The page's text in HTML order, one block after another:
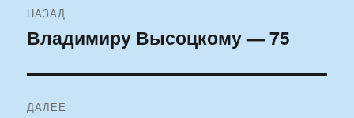
по
НАЗАД
Предыдущая
Владимиру Высоцкому — 75
ДАЛЕЕ